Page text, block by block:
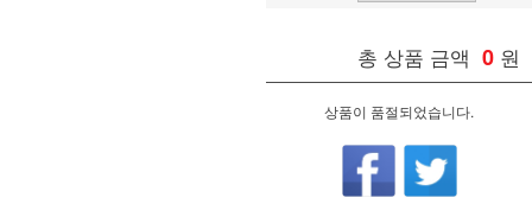
총 상품 금액 0 원
상품이 품절되었습니다.